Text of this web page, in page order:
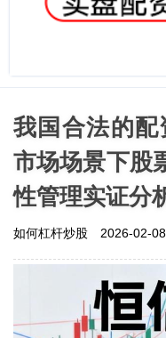
我国合法的
市场场景下股
性管理实证分
如何杠杆炒股 2026-02-